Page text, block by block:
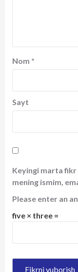
Nom *
Sayt
Keyingi marta
mening ismim,
Please enter an
five × three =